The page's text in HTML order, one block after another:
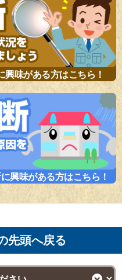
興味がある方はこちら！
興味がある方はこちら！
先頭へ戻る